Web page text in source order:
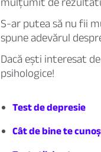
S-ar putea să nu fii
spune adevărul
Dacă ești interesat
psihologice!
Test de depresie
Cât de bine te